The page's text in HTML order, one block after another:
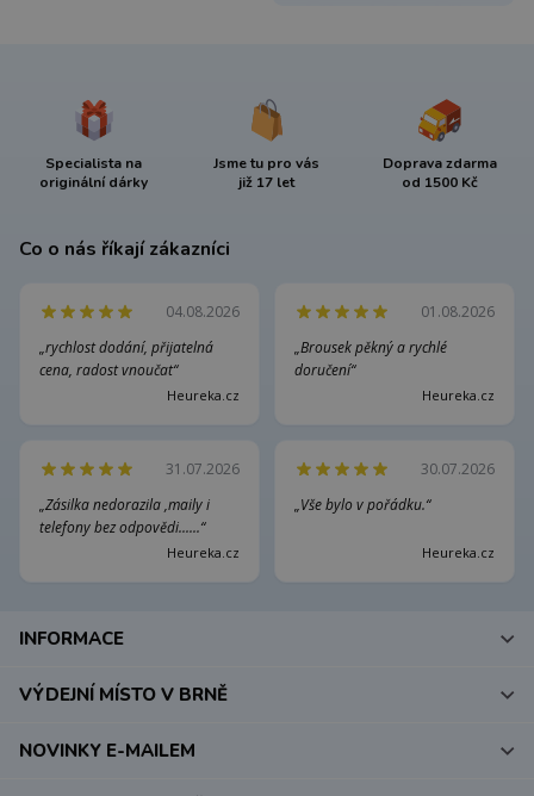
Specialista na
originální dárky
Jsme tu pro vás
již 17 let
Doprava zdarma
od 1500 Kč
Co o nás říkají zákazníci
04.08.2026
„rychlost dodání, přijatelná
cena, radost vnoučat“
Heureka.cz
01.08.2026
„Brousek pěkný a rychlé
doručení“
Heureka.cz
31.07.2026
„Zásilka nedorazila ,maily i
telefony bez odpovědi......“
Heureka.cz
30.07.2026
„Vše bylo v pořádku.“
Heureka.cz
INFORMACE
VÝDEJNÍ MÍSTO V BRNĚ
NOVINKY E-MAILEM